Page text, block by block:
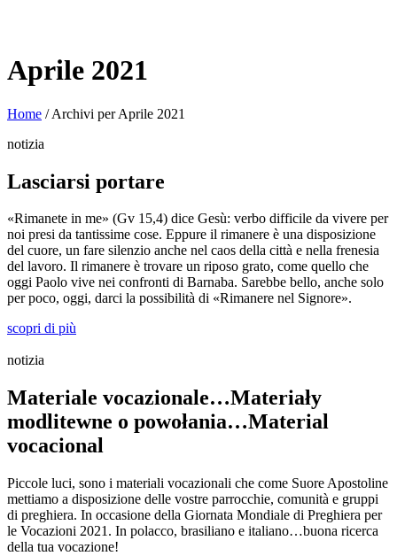
Aprile 2021
Home /Archivi per Aprile 2021
notizia
Lasciarsi portare
«Rimanete in me» (Gv 15,4) dice Gesù: verbo difficile da vivere per
noi presi da tantissime cose. Eppure il rimanere è una disposizione
del cuore, un fare silenzio anche nel caos della città e nella frenesia
del lavoro. Il rimanere è trovare un riposo grato, come quello che
oggi Paolo vive nei confronti di Barnaba. Sarebbe bello, anche solo
per poco, oggi, darci la possibilità di «Rimanere nel Signore».
scopri di più
notizia
Materiale vocazionale…Materiały
modlitewne o powołania…Material
vocacional
Piccole luci, sono i materiali vocazionali che come Suore Apostoline
mettiamo a disposizione delle vostre parrocchie, comunità e gruppi
di preghiera. In occasione della Giornata Mondiale di Preghiera per
le Vocazioni 2021. In polacco, brasiliano e italiano…buona ricerca
della tua vocazione!